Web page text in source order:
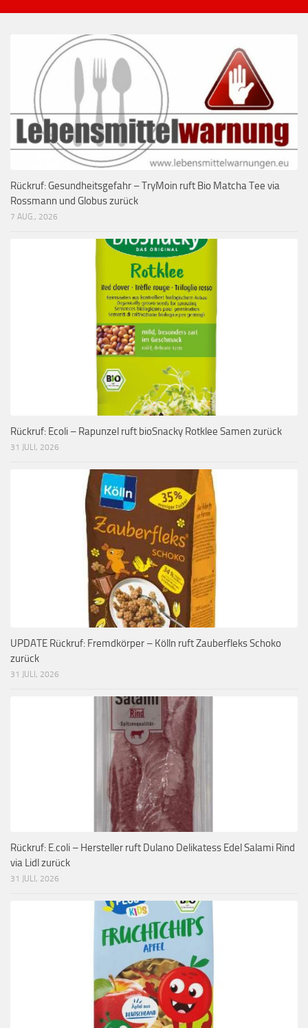
Rückruf: Gesundheitsgefahr – TryMoin ruft Bio Matcha Tee via
Rossmann und Globus zurück
7 AUG., 2026
Rückruf: Ecoli – Rapunzel ruft bioSnacky Rotklee Samen zurück
31 JULI, 2026
UPDATE Rückruf: Fremdkörper – Kölln ruft Zauberfleks Schoko
zurück
31 JULI, 2026
Rückruf: E.coli – Hersteller ruft Dulano Delikatess Edel Salami Rind
via Lidl zurück
31 JULI, 2026